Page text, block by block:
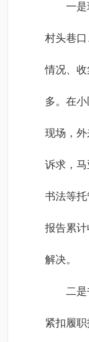
一
村头巷
情况、
多。在
现场，
诉求，
书法等
报告累
解决。
二
紧扣履